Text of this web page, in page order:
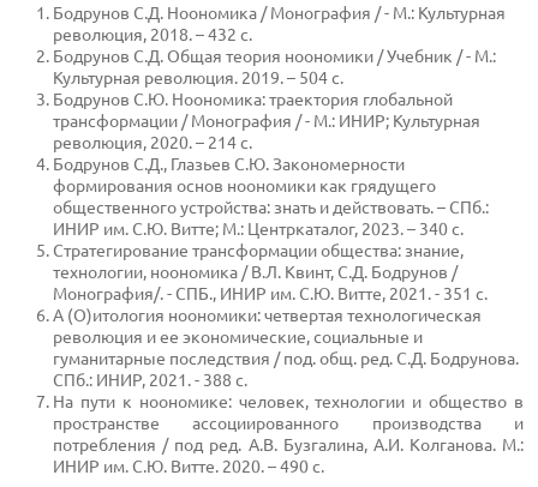
Бодрунов С.Д. Ноономика / Монография / - М.: Культурная
революция, 2018. – 432 с.
Бодрунов С.Д. Общая теория ноономики / Учебник / - М.:
Культурная революция. 2019. – 504 с.
Бодрунов С.Ю. Ноономика: траектория глобальной
трансформации / Монография / - М.: ИНИР; Культурная
революция, 2020. – 214 с.
Бодрунов С.Д., Глазьев С.Ю. Закономерности
формирования основ ноономики как грядущего
общественного устройства: знать и действовать. – СПб.:
ИНИР им. С.Ю. Витте; М.: Центркаталог, 2023. – 340 с.
Стратегирование трансформации общества: знание,
технологии, ноономика / В.Л. Квинт, С.Д. Бодрунов /
Монография/. - СПБ., ИНИР им. С.Ю. Витте, 2021. - 351 с.
А (О)итология ноономики: четвертая технологическая
революция и ее экономические, социальные и
гуманитарные последствия / под. общ. ред. С.Д. Бодрунова.
СПб.: ИНИР, 2021. - 388 с.
На пути к ноономике: человек, технологии и общество в
пространстве ассоциированного производства и
потребления / под ред. А.В. Бузгалина, А.И. Колганова. М.:
ИНИР им. С.Ю. Витте. 2020. – 490 с.